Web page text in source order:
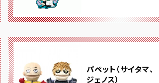
パペット（サイタマ、
ジェノス）